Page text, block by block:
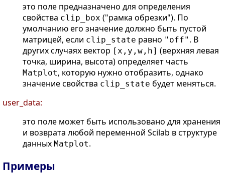
это поле предназначено для определения
свойства clip_box ("рамка обрезки"). По
умолчанию его значение должно быть пустой
матрицей, если clip_state равно "off" . В
других случаях вектор [x,y,w,h] (верхняя левая
точка, ширина, высота) определяет часть
Matplot, которую нужно отобразить, однако
значение свойства clip_state будет меняться.
user_data:
это поле может быть использовано для хранения
и возврата любой переменной Scilab в структуре
данных Matplot.
Примеры